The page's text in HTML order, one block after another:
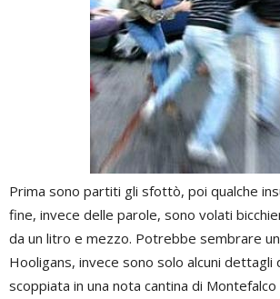
Prima sono partiti gli sfottò, poi qualche
fine, invece delle parole, sono volati
da un litro e mezzo. Potrebbe sembrare
Hooligans, invece sono solo alcuni dettagli
scoppiata in una nota cantina di